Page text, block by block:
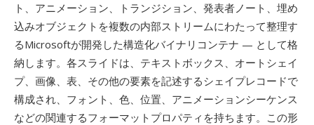
ト、アニメーション、トランジション、発表者ノート、埋め
込みオブジェクトを複数の内部ストリームにわたって整理す
るMicrosoftが開発した構造化バイナリコンテナ — として格
納します。各スライドは、テキストボックス、オートシェイ
プ、画像、表、その他の要素を記述するシェイプレコードで
構成され、フォント、色、位置、アニメーションシーケンス
などの関連するフォーマットプロパティを持ちます。この形